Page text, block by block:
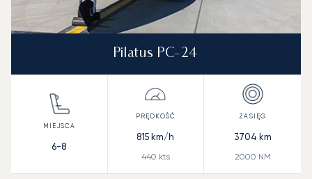
Pilatus PC-24
6-8
815 km/h
440 kts
3704 km
2000 NM